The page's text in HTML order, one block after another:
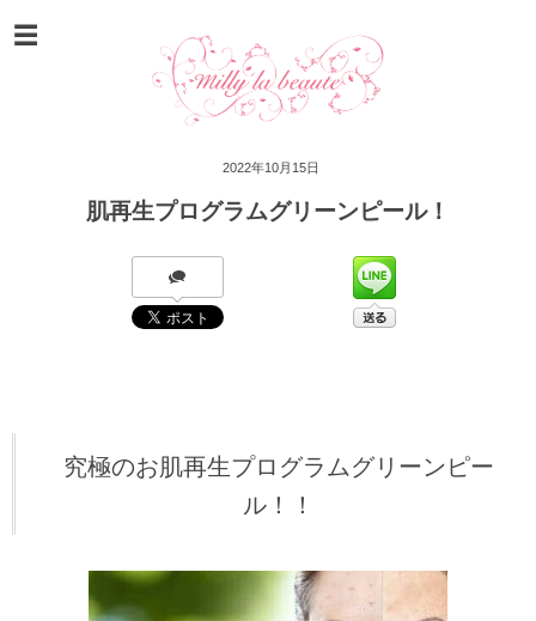
2022年10月15日
肌再生プログラムグリーンピール！
究極のお肌再生プログラムグリーンピー
ル！！